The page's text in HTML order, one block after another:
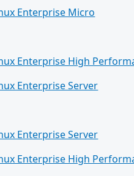
Enterprise Micro
Enterprise High
Enterprise Server
Enterprise Server
Enterprise High